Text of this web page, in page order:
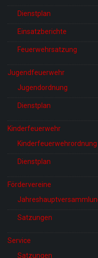
Dienstplan
Einsatzberichte
Feuerwehrsatzung
Jugendfeuerwehr
Jugendordnung
Dienstplan
Kinderfeuerwehr
Kinderfeuerwehrordnung
Dienstplan
Fördervereine
Satzungen
Service
Satzungen